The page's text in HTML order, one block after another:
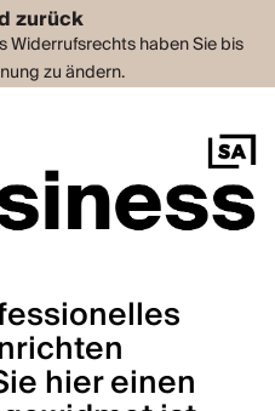
zurück
Widerrufsrechts haben Sie bis
zu ändern.
hier einen